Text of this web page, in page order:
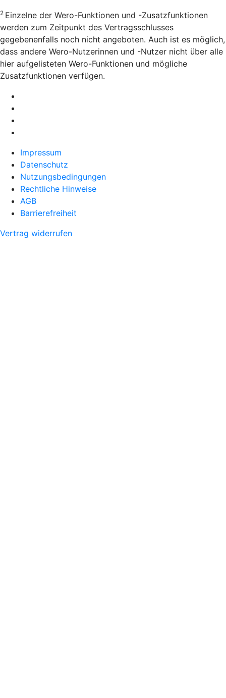
2 Einzelne der Wero-Funktionen und -Zusatzfunktionen
werden zum Zeitpunkt des Vertragsschlusses
gegebenenfalls noch nicht angeboten. Auch ist es möglich,
dass andere Wero-Nutzerinnen und -Nutzer nicht über alle
hier aufgelisteten Wero-Funktionen und mögliche
Zusatzfunktionen verfügen.
Impressum
Datenschutz
Nutzungsbedingungen
Rechtliche Hinweise
AGB
Barrierefreiheit
Vertrag widerrufen